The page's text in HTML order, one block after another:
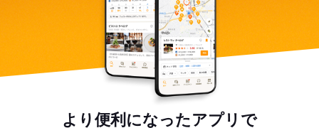
より便利になったアプリで